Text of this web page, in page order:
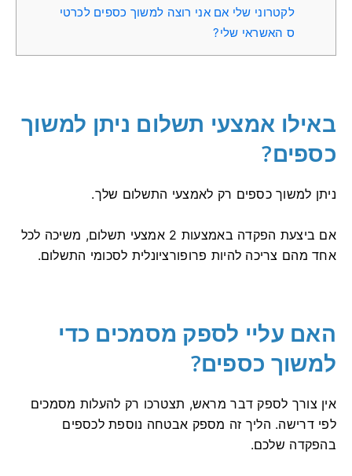
לקטרוני שלי אם אני רוצה למשוך כספים לכרטי
ס האשראי שלי?
באילו אמצעי תשלום ניתן למשוך
כספים?
ניתן למשוך כספים רק לאמצעי התשלום שלך.
אם ביצעת הפקדה באמצעות 2 אמצעי תשלום, משיכה לכל
אחד מהם צריכה להיות פרופורציונלית לסכומי התשלום.
האם עליי לספק מסמכים כדי
למשוך כספים?
אין צורך לספק דבר מראש, תצטרכו רק להעלות מסמכים
לפי דרישה. הליך זה מספק אבטחה נוספת לכספים
בהפקדה שלכם.